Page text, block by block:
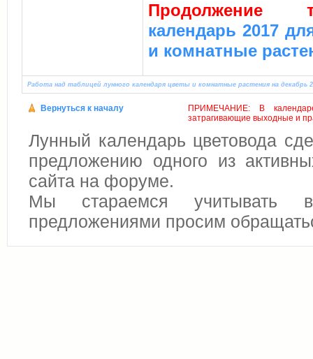
календарь 2017
и комнатные
Работа над таблицей лунного календаря цветы и комнатные растения на декабрь
Вернуться к началу
ПРИМЕЧАНИЕ: В
затрагивающие выходные и
Лунный календарь цветовода
предложению одного из
сайта на форуме.
Мы стараемся учитывать
предложениями просим